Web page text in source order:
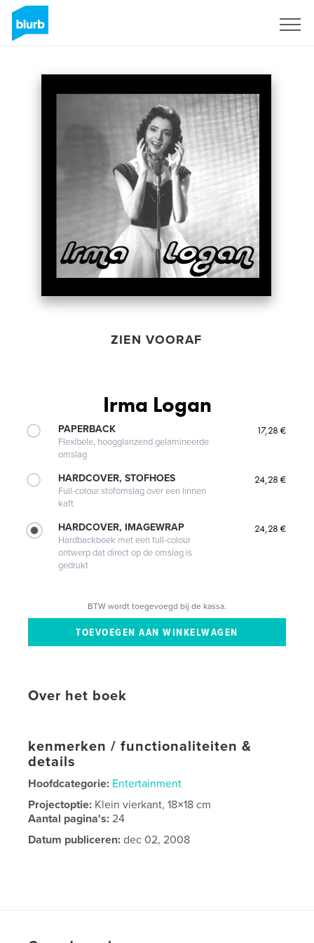
ZIEN VOORAF
Irma Logan
PAPERBACK
Flexibele, hoogglanzend gelamineerde
omslag
17,28 €
HARDCOVER, STOFHOES
Full-colour stofomslag over een linnen
kaft
24,28 €
HARDCOVER, IMAGEWRAP
Hardbackboek met een full-colour
ontwerp dat direct op de omslag is
gedrukt
24,28 €
BTW wordt toegevoegd bij de kassa.
Over het boek
kenmerken / functionaliteiten &
details
Hoofdcategorie: Entertainment
Projectoptie: Klein vierkant, 18×18 cm
Aantal pagina's:24
Datum publiceren: dec 02, 2008